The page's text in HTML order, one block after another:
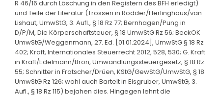
R 46/16 durch Löschung in den Registern des BFH erledigt)
und Teile der Literatur (Trossen in Rödder/Herlinghaus/van
Lishaut, UmwStG, 3. Aufl., § 18 Rz 77; Bernhagen/Pung in
D/P/M, Die Körperschaftsteuer, § 18 UmwStG Rz 56; BeckOK
UmwStG/Weggenmann, 27. Ed. [01.01.2024], UmwStG § 18 Rz
402; Kraft, Internationales Steuerrecht 2012, 528, 530; G. Kraft
in Kraft/Edelmann/Bron, Umwandlungssteuergesetz, § 18 Rz
55; Schnitter in Frotscher/Drüen, KStG/GewStG/UmwStG, § 18
UmwStG Rz 126; wohl auch Bartelt in Eisgruber, UmwStG, 3.
Aufl., § 18 Rz 115) bejahen dies. Hingegen lehnt die